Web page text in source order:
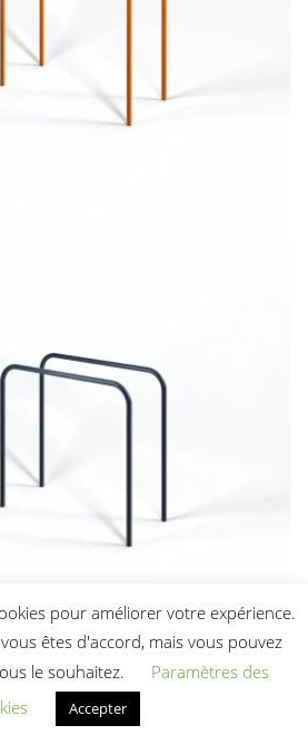
de Dips – Equipement
Exterieur
pour améliorer votre expérience.
êtes d'accord, mais vous pouvez
le souhaitez.
Paramètres des
Accepter